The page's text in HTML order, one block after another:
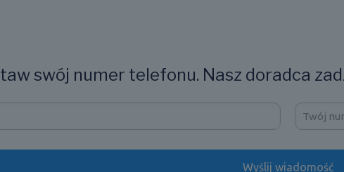
swój numer telefonu. Nasz doradca